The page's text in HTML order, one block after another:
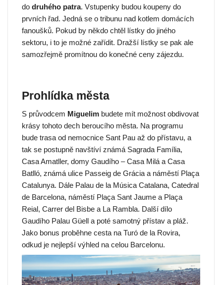
do druhého patra. Vstupenky budou koupeny do
prvních řad. Jedná se o tribunu nad kotlem domácích
fanoušků. Pokud by někdo chtěl lístky do jiného
sektoru, i to je možné zařídit. Dražší lístky se pak ale
samozřejmě promítnou do konečné ceny zájezdu.
Prohlídka města
S průvodcem Miguelim budete mít možnost obdivovat
krásy tohoto dech beroucího města. Na programu
bude trasa od nemocnice Sant Pau až do přístavu, a
tak se postupně navštíví známá Sagrada Família,
Casa Amatller, domy Gaudího – Casa Milá a Casa
Batlló, známá ulice Passeig de Grácia a náměstí Plaça
Catalunya. Dále Palau de la Música Catalana, Catedral
de Barcelona, náměstí Plaça Sant Jaume a Plaça
Reial, Carrer del Bisbe a La Rambla. Další dílo
Gaudího Palau Güell a poté samotný přístav a pláž.
Jako bonus proběhne cesta na Turó de la Rovira,
odkud je nejlepší výhled na celou Barcelonu.